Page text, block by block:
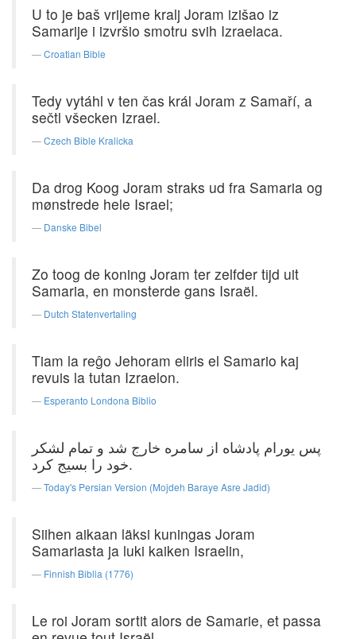
U to je baš vrijeme kralj Joram izišao iz
Samarije i izvršio smotru svih Izraelaca.
Croatian Bible
Tedy vytáhl v ten čas král Joram z Samaří, a
sečtl všecken Izrael.
Czech Bible Kralicka
Da drog Koog Joram straks ud fra Samaria og
mønstrede hele Israel;
Danske Bibel
Zo toog de koning Joram ter zelfder tijd uit
Samaria, en monsterde gans Israël.
Dutch Statenvertaling
Tiam la reĝo Jehoram eliris el Samario kaj
revuis la tutan Izraelon.
Esperanto Londona Biblio
پس یورام پادشاه از سامره خارج شد و تمام لشکر
خود را بسیج کرد.
Today's Persian Version (Mojdeh Baraye Asre Jadid)
Siihen aikaan läksi kuningas Joram
Samariasta ja luki kaiken Israelin,
Finnish Biblia (1776)
Le roi Joram sortit alors de Samarie, et passa